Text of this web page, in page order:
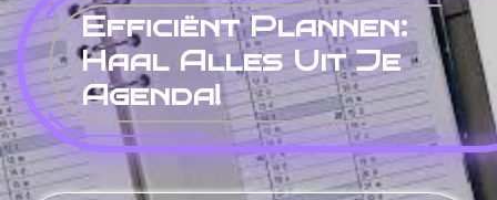
Efficiënt Plannen:
Haal Alles Uit Je
Agenda!